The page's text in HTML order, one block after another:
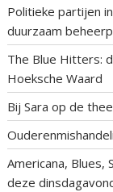
Politieke partijen
duurzaam
The Blue Hitters:
Hoeksche Waard
Bij Sara op de
Americana, Blues,
deze